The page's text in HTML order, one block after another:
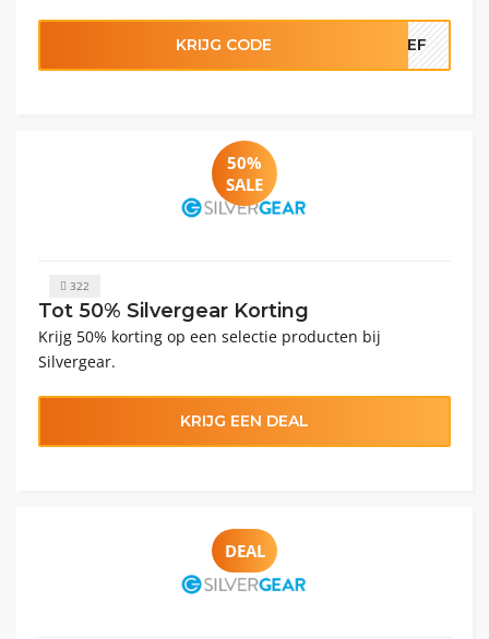
KRIJG CODE IEF
50%
SALE
322
Tot 50% Silvergear Korting
Krijg 50% korting op een selectie producten bij
Silvergear.
KRIJG EEN DEAL
DEAL